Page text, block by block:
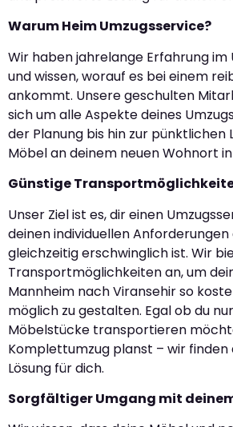
Warum Heim Umzugsservice?
Wir haben jahrelange Erfahrung im
und wissen, worauf es bei einem
ankommt. Unsere geschulten
sich um alle Aspekte deines
der Planung bis hin zur pünktlichen
Möbel an deinem neuen Wohnort
Günstige
Unser Ziel ist es, dir einen
deinen individuellen
gleichzeitig erschwinglich ist. Wir
Transportmöglichkeiten an, um
Mannheim nach Viransehir so
möglich zu gestalten. Egal ob du
Möbelstücke transportieren
Komplettumzug planst – wir finden
Lösung für dich.
Sorgfältiger Umgang mit